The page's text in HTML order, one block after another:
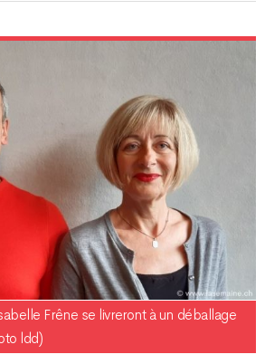
Frêne se livreront à un déballage
ldd)